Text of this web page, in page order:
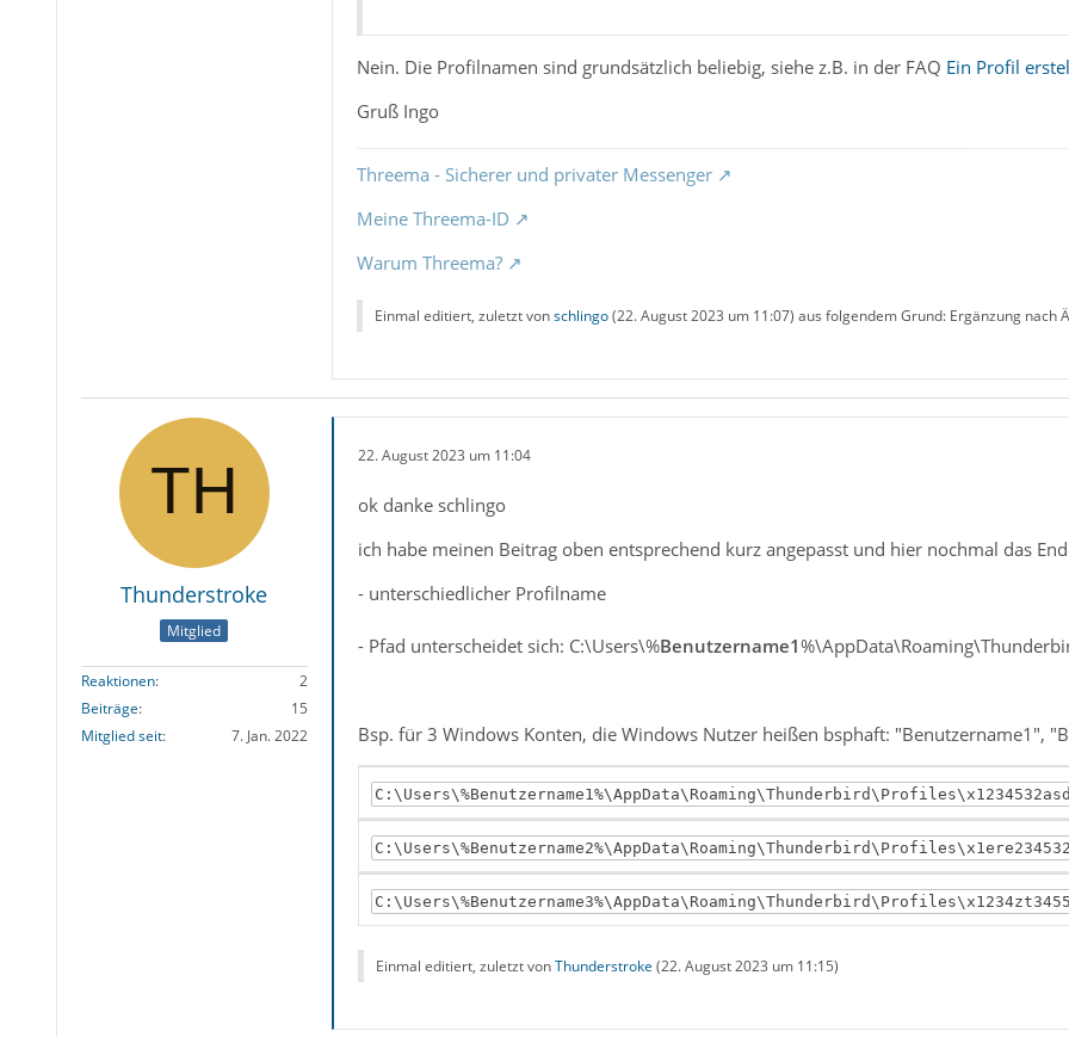
Nein. Die Profilnamen sind grundsätzlich beliebig, siehe z.B. in der FAQ Ein Profil
Gruß Ingo
Threema - Sicherer und privater Messenger
Meine Threema-ID
Warum Threema?
Einmal editiert, zuletzt vonschlingo(22. August 2023 um 11:07) aus folgendem Grund: Ergänzung nach
Thunderstroke
Mitglied
Reaktionen
2
Beiträge
15
Mitglied seit
7. Jan. 2022
22. August 2023 um 11:04
ok danke schlingo
ich habe meinen Beitrag oben entsprechend kurz angepasst und hier nochmal das
- unterschiedlicher Profilname
- Pfad unterscheidet sich: C:\Users\%Benutzername1
Bsp. für 3 Windows Konten, die Windows Nutzer heißen bsphaft: "Benutzername1",
Einmal editiert, zuletzt vonThunderstroke (22. August 2023 um 11:15)